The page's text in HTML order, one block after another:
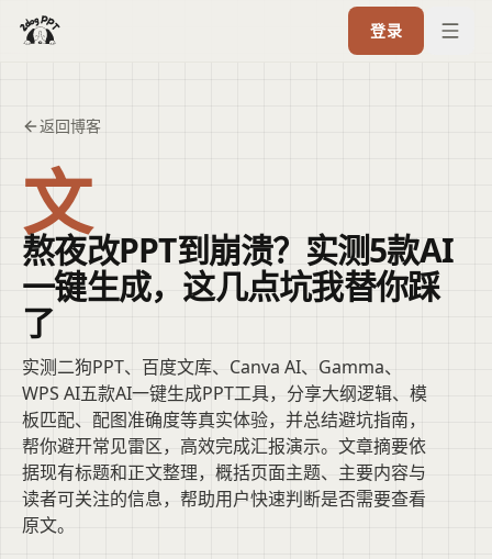
登录
返回博客
文
熬夜改PPT到崩溃？实测5款AI
一键生成，这几点坑我替你踩
了
实测二狗PPT、百度文库、Canva AI、Gamma、
WPS AI五款AI一键生成PPT工具，分享大纲逻辑、模
板匹配、配图准确度等真实体验，并总结避坑指南，
帮你避开常见雷区，高效完成汇报演示。文章摘要依
据现有标题和正文整理，概括页面主题、主要内容与
读者可关注的信息，帮助用户快速判断是否需要查看
原文。